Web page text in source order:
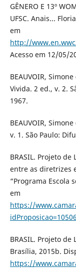
GÊNERO E 13º
UFSC. Anais...
em
http://
Acesso em 12/05/
BEAUVOIR,
Vivida. 2 ed., v. 2.
1967.
BEAUVOIR,
v. 1. São Paulo:
BRASIL. Projeto
entre as diretrizes
“Programa Escola
em
https://
BRASIL. Projeto
Brasília, 2015b.
https://